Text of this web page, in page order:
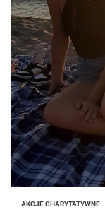
AKCJE CHARYTATYWNE